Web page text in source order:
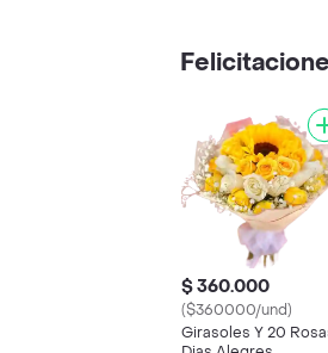
$ 360.000
($360000/und)
Girasoles Y 20